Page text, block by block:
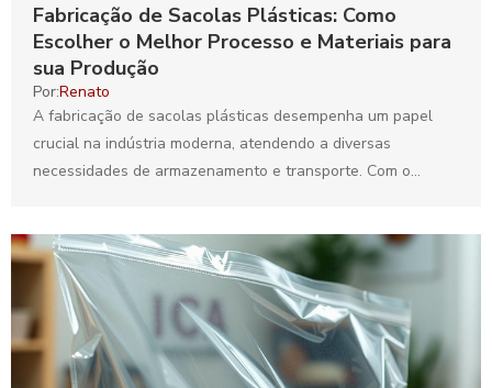
Fabricação de Sacolas Plásticas: Como
Escolher o Melhor Processo e Materiais para
sua Produção
Por:Renato
A fabricação de sacolas plásticas desempenha um papel
crucial na indústria moderna, atendendo a diversas
necessidades de armazenamento e transporte. Com o